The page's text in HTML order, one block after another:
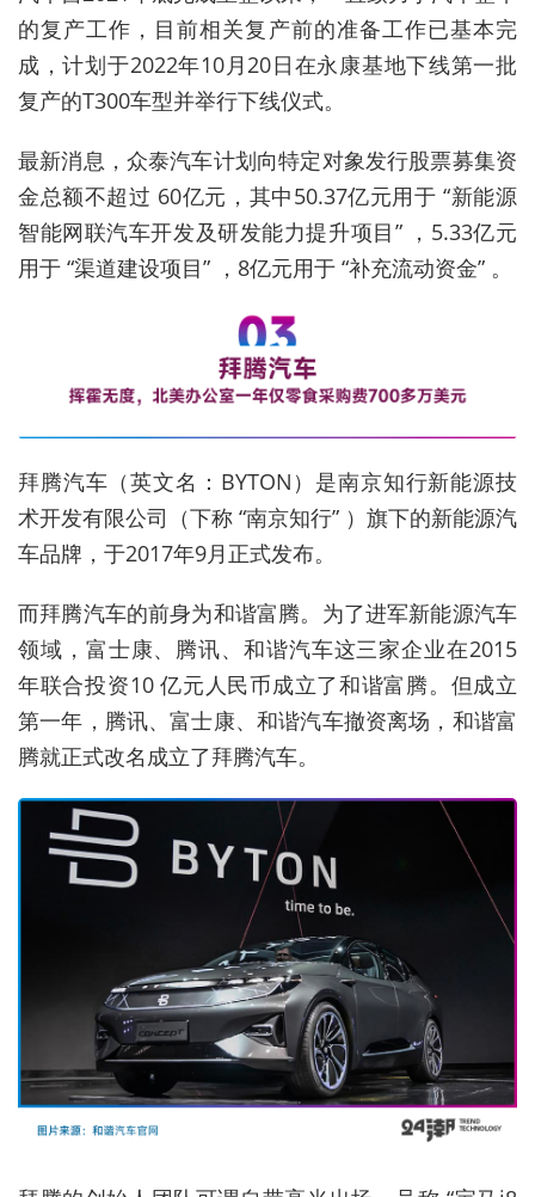
的复产工作，目前相关复产前的准备工作已基本完
成，计划于2022年10月20日在永康基地下线第一批
复产的T300车型并举行下线仪式。
最新消息，众泰汽车计划向特定对象发行股票募集资
金总额不超过 60亿元，其中50.37亿元用于 “新能源
智能网联汽车开发及研发能力提升项目” ，5.33亿元
用于 “渠道建设项目” ，8亿元用于 “补充流动资金” 。
拜腾汽车（英文名：BYTON）是南京知行新能源技
术开发有限公司（下称 “南京知行” ）旗下的新能源汽
车品牌，于2017年9月正式发布。
而拜腾汽车的前身为和谐富腾。为了进军新能源汽车
领域，富士康、腾讯、和谐汽车这三家企业在2015
年联合投资10 亿元人民币成立了和谐富腾。但成立
第一年，腾讯、富士康、和谐汽车撤资离场，和谐富
腾就正式改名成立了拜腾汽车。